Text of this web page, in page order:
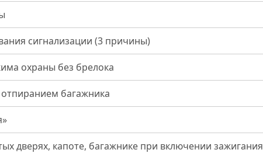
сигнализации (3 причины)
охраны без брелока
багажника
дверях, капоте, багажнике при включении зажигания